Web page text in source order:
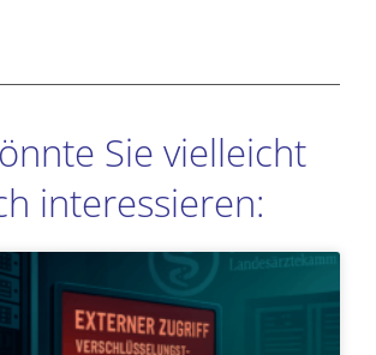
Sie vielleicht
interessieren:
Seite
SeiteSeiteSeite